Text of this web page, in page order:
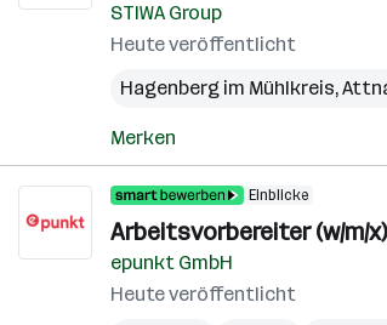
STIWA Group
Heute veröffentlicht
Hagenberg im Mühlkreis,
Merken
Einblicke
Arbeitsvorbereiter (w/m/x)
epunkt GmbH
Heute veröffentlicht